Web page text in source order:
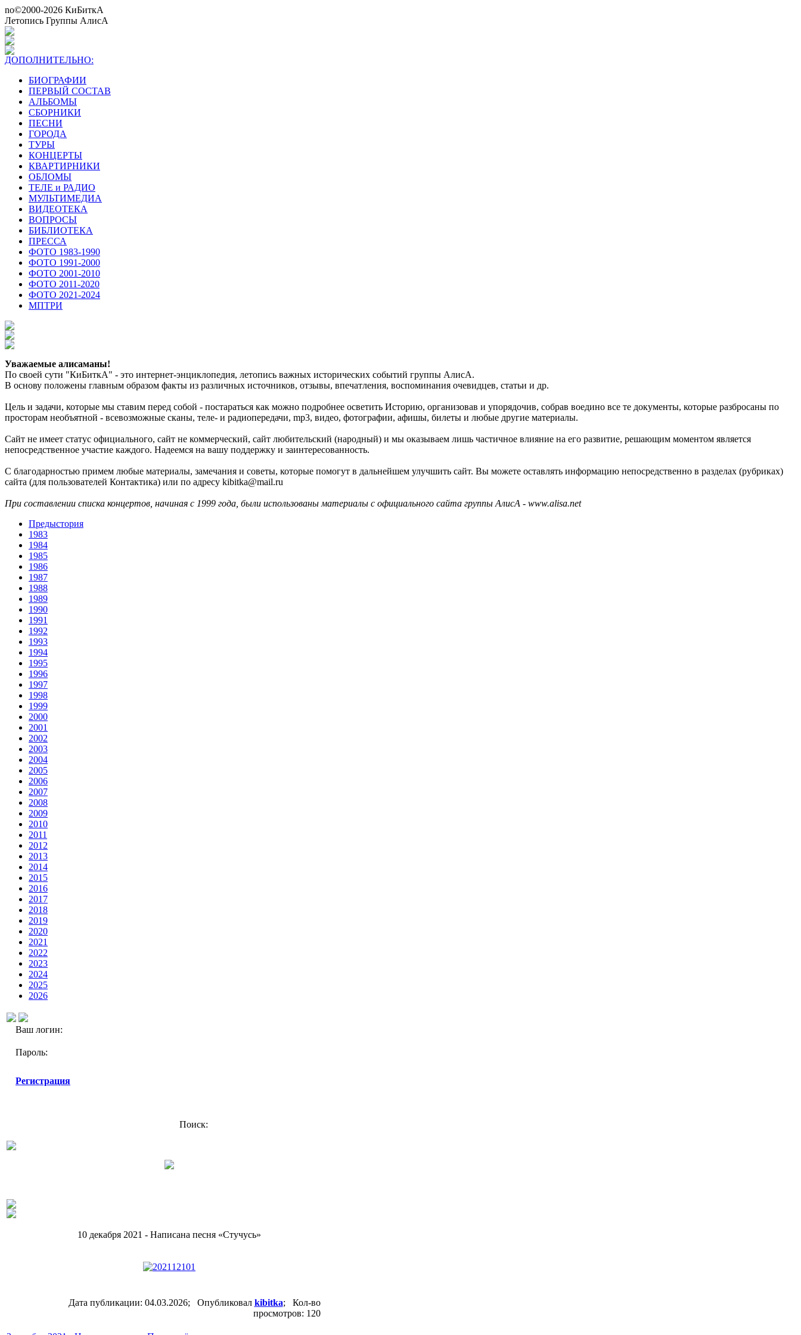
no©2000-2026 КиБиткА
Летопись Группы АлисА
ДОПОЛНИТЕЛЬНО:
БИОГРАФИИ
ПЕРВЫЙ СОСТАВ
АЛЬБОМЫ
СБОРНИКИ
ПЕСНИ
ГОРОДА
ТУРЫ
КОНЦЕРТЫ
КВАРТИРНИКИ
ОБЛОМЫ
ТЕЛЕ и РАДИО
МУЛЬТИМЕДИА
ВИДЕОТЕКА
ВОПРОСЫ
БИБЛИОТЕКА
ПРЕССА
ФОТО 1983-1990
ФОТО 1991-2000
ФОТО 2001-2010
ФОТО 2011-2020
ФОТО 2021-2024
МПТРИ
Уважаемые алисаманы!
По своей сути "КиБиткА" - это интернет-энциклопедия, летопись важных исторических событий группы АлисА.
В основу положены главным образом факты из различных источников, отзывы, впечатления, воспоминания очевидцев, статьи и др.
Цель и задачи, которые мы ставим перед собой - постараться как можно подробнее осветить Историю, организовав и упорядочив, собрав воедино все те документы, которые разбросаны по
просторам необъятной - всевозможные сканы, теле- и радиопередачи, mp3, видео, фотографии, афишы, билеты и любые другие материалы.
Сайт не имеет статус официального, сайт не коммерческий, сайт любительский (народный) и мы оказываем лишь частичное влияние на его развитие, решающим моментом является
непосредственное участие каждого. Надеемся на вашу поддержку и заинтересованность.
С благодарностью примем любые материалы, замечания и советы, которые помогут в дальнейшем улучшить сайт. Вы можете оставлять информацию непосредственно в разделах (рубриках)
сайта (для пользователей Контактика) или по адресу kibitka@mail.ru
При составлении списка концертов, начиная с 1999 года, были использованы материалы с официального сайта группы АлисА - www.alisa.net
Предыстория
1983
1984
1985
1986
1987
1988
1989
1990
1991
1992
1993
1994
1995
1996
1997
1998
1999
2000
2001
2002
2003
2004
2005
2006
2007
2008
2009
2010
2011
2012
2013
2014
2015
2016
2017
2018
2019
2020
2021
2022
2023
2024
2025
2026
Ваш логин:
Пароль:
Регистрация
Поиск:
10 декабря 2021 - Написана песня «Стучусь»
Дата публикации: 04.03.2026; Опубликовал kibitka; Кол-во
просмотров: 120